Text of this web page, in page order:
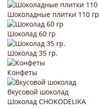
Шоколадные плитки 110 гр
Шоколад 60 гр
Шоколад 35 гр.
Конфеты
Вкусовой шоколад
Шоколад CHOKODELIKA